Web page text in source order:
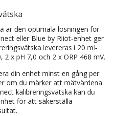
är den optimala lösningen för
eller Blue by Riiot-enhet ger
levereras i 20 ml-
x pH 7,0 och 2 x ORP 468 mV.
din enhet minst en gång per
om du märker att mätvärdena
kalibreringsvätska kan du
för att säkerställa